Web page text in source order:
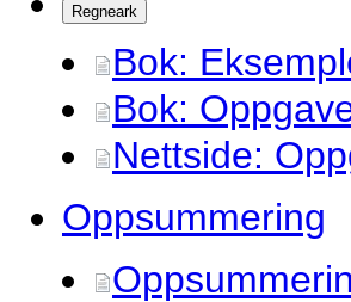
Regneark
Bok:
Bok:
Nettside:
Oppsummering